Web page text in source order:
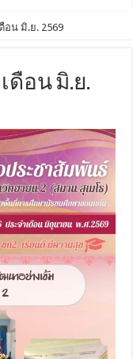
อน มิ.ย. 2569
ดือน มิ.ย.